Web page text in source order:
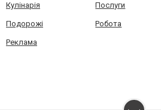
Кулінарія Послуги
Подорожі Робота
Реклама